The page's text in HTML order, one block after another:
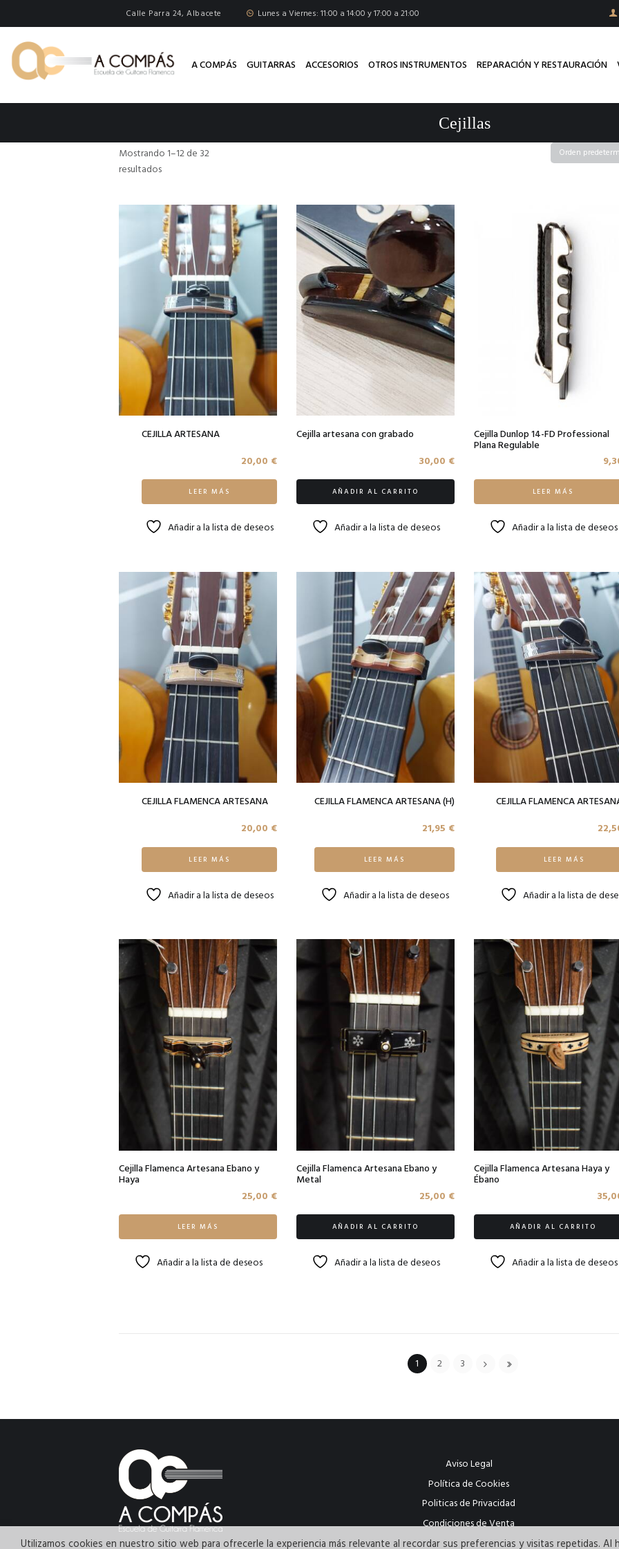
Calle Parra 24, Albacete Lunes a Viernes: 11:00 a 14:00 y 17:00 a 21:00
A COMPÁS GUITARRAS ACCESORIOS OTROS INSTRUMENTOS REPARACIÓN Y RESTAURACIÓN
Cejillas
Mostrando 1–12 de 32
resultados
CEJILLA ARTESANA
20,00 €
LEER MÁS
Añadir a la lista de deseos
Cejilla artesana con grabado
30,00 €
AÑADIR AL CARRITO
Añadir a la lista de deseos
Cejilla Dunlop 14-FD Professional
Plana Regulable
LEER MÁS
Añadir a la lista de deseos
CEJILLA FLAMENCA ARTESANA
20,00 €
LEER MÁS
Añadir a la lista de deseos
CEJILLA FLAMENCA ARTESANA (H)
21,95 €
LEER MÁS
Añadir a la lista de deseos
CEJILLA FLAMENCA
LEER MÁS
Añadir a la lista de
Cejilla Flamenca Artesana Ebano y
Haya
25,00 €
LEER MÁS
Añadir a la lista de deseos
Cejilla Flamenca Artesana Ebano y
Metal
25,00 €
AÑADIR AL CARRITO
Añadir a la lista de deseos
Cejilla Flamenca Artesana Haya y
Ébano
AÑADIR AL CARRITO
Añadir a la lista de deseos
1 2 3
Aviso Legal
Política de Cookies
Politicas de Privacidad
Condiciones de Venta
Utilizamos cookies en nuestro sitio web para ofrecerle la experiencia más relevante al recordar sus preferencias y visitas repetidas. Al